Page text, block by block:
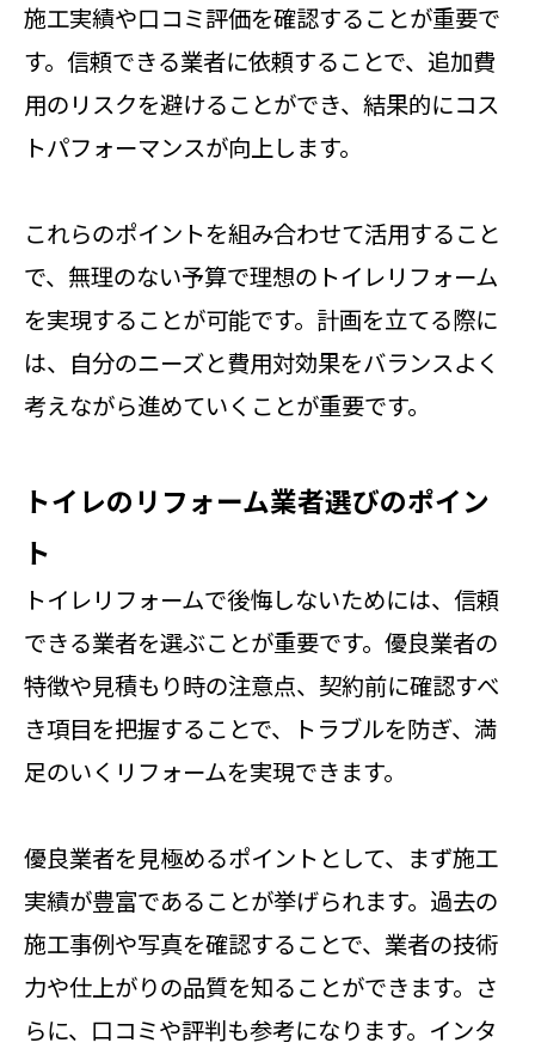
施工実績や口コミ評価を確認することが重要で
す。信頼できる業者に依頼することで、追加費
用のリスクを避けることができ、結果的にコス
トパフォーマンスが向上します。
これらのポイントを組み合わせて活用すること
で、無理のない予算で理想のトイレリフォーム
を実現することが可能です。計画を立てる際に
は、自分のニーズと費用対効果をバランスよく
考えながら進めていくことが重要です。
トイレのリフォーム業者選びのポイン
ト
トイレリフォームで後悔しないためには、信頼
できる業者を選ぶことが重要です。優良業者の
特徴や見積もり時の注意点、契約前に確認すべ
き項目を把握することで、トラブルを防ぎ、満
足のいくリフォームを実現できます。
優良業者を見極めるポイントとして、まず施工
実績が豊富であることが挙げられます。過去の
施工事例や写真を確認することで、業者の技術
力や仕上がりの品質を知ることができます。さ
らに、口コミや評判も参考になります。インタ